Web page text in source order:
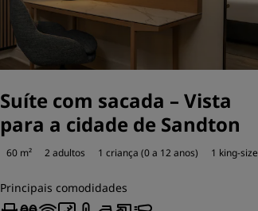
Suíte com sacada – Vista
para a cidade de Sandton
60 m² 2 adultos 1 criança (0 a 12 anos) 1 king-size
Principais comodidades